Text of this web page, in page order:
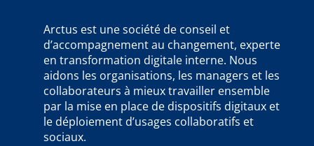
Arctus est une société de conseil et
d’accompagnement au changement, experte
en transformation digitale interne. Nous
aidons les organisations, les managers et les
collaborateurs à mieux travailler ensemble
par la mise en place de dispositifs digitaux et
le déploiement d’usages collaboratifs et
sociaux.